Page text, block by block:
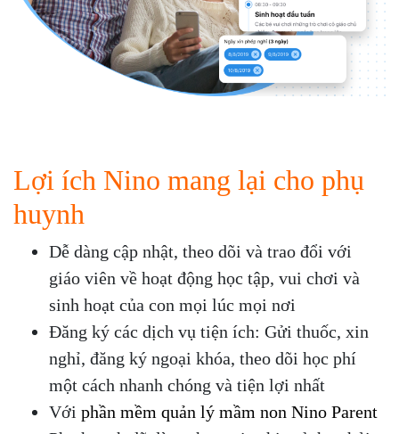
Lợi ích Nino mang lại cho phụ
huynh
Dễ dàng cập nhật, theo dõi và trao đổi với
giáo viên về hoạt động học tập, vui chơi và
sinh hoạt của con mọi lúc mọi nơi
Đăng ký các dịch vụ tiện ích: Gửi thuốc, xin
nghỉ, đăng ký ngoại khóa, theo dõi học phí
một cách nhanh chóng và tiện lợi nhất
Với phần mềm quản lý mầm non Nino Parent